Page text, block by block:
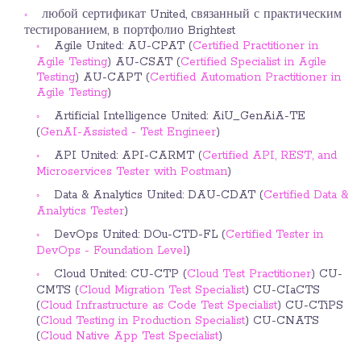
любой сертификат United, связанный с практическим
тестированием, в портфолио Brightest
Agile United: AU-CPAT (Certified Practitioner in
Agile Testing) AU-CSAT (Certified Specialist in Agile
Testing) AU-CAPT (Certified Automation Practitioner in
Agile Testing)
Artificial Intelligence United: AiU_GenAiA-TE
(GenAI-Assisted - Test Engineer)
API United: API-CARMT (Certified API, REST, and
Microservices Tester with Postman)
Data & Analytics United: DAU-CDAT (Certified Data &
Analytics Tester)
DevOps United: DOu-CTD-FL (Certified Tester in
DevOps - Foundation Level)
Cloud United: CU-CTP (Cloud Test Practitioner) CU-
CMTS (Cloud Migration Test Specialist) CU-CIaCTS
(Cloud Infrastructure as Code Test Specialist) CU-CTiPS
(Cloud Testing in Production Specialist) CU-CNATS
(Cloud Native App Test Specialist)